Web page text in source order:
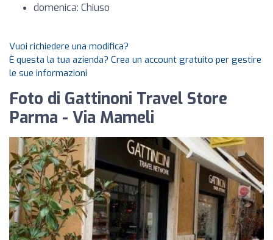
domenica: Chiuso
Vuoi richiedere una modifica?
È questa la tua azienda? Crea un account gratuito per gestire
le sue informazioni
Foto di Gattinoni Travel Store
Parma - Via Mameli